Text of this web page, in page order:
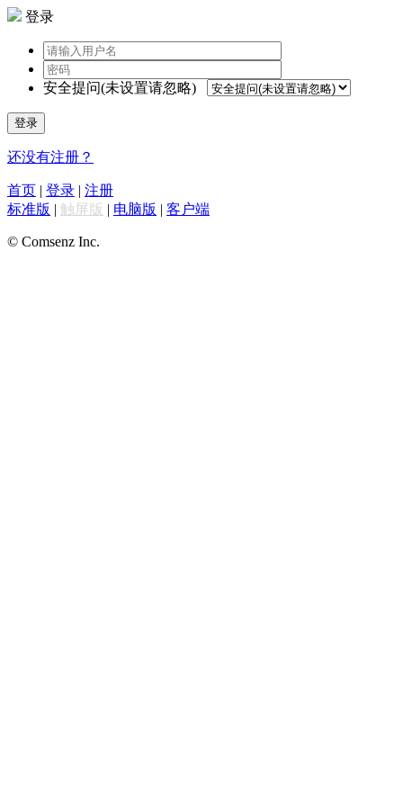
登录
安全提问(未设置请忽略)
登录
还没有注册？
首页 | 登录 | 注册
标准版 | 触屏版 | 电脑版 | 客户端
© Comsenz Inc.